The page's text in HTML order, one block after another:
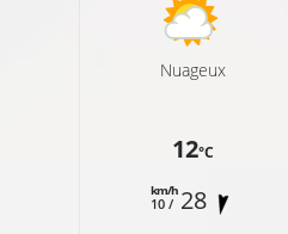
Nuageux
12°C
10 /
km/h 28
19°C